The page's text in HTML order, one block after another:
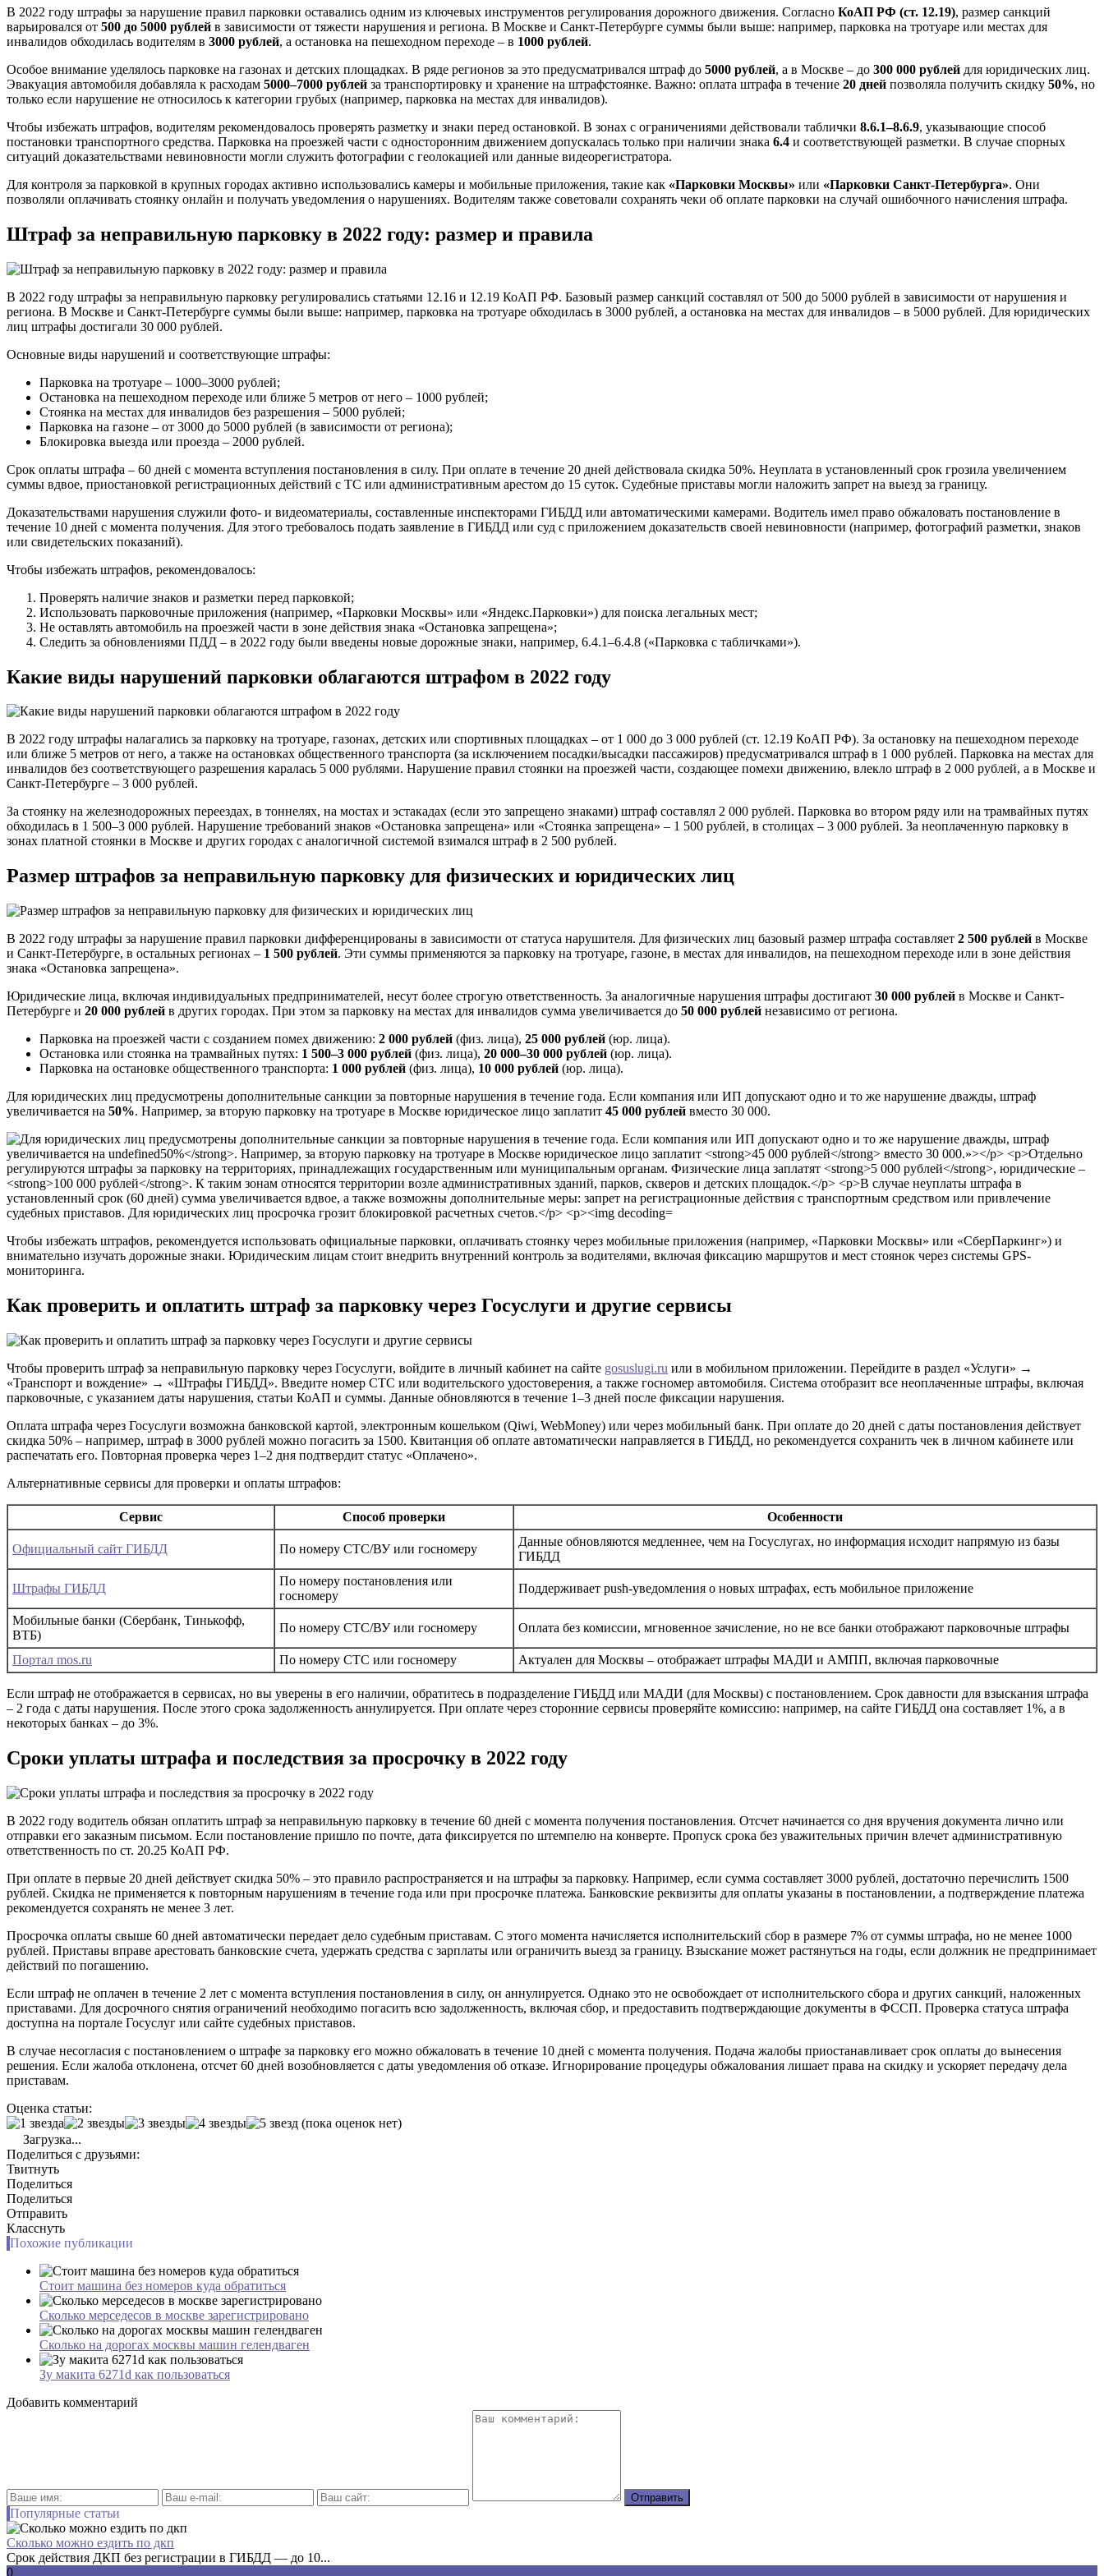
В 2022 году штрафы за нарушение правил парковки оставались одним из ключевых инструментов регулирования дорожного движения. Согласно КоАП РФ (ст. 12.19), размер санкций
варьировался от 500 до 5000 рублей в зависимости от тяжести нарушения и региона. В Москве и Санкт-Петербурге суммы были выше: например, парковка на тротуаре или местах для
инвалидов обходилась водителям в 3000 рублей, а остановка на пешеходном переходе – в 1000 рублей.
Особое внимание уделялось парковке на газонах и детских площадках. В ряде регионов за это предусматривался штраф до 5000 рублей, а в Москве – до 300 000 рублей для юридических лиц.
Эвакуация автомобиля добавляла к расходам 5000–7000 рублей за транспортировку и хранение на штрафстоянке. Важно: оплата штрафа в течение 20 дней позволяла получить скидку 50%, но
только если нарушение не относилось к категории грубых (например, парковка на местах для инвалидов).
Чтобы избежать штрафов, водителям рекомендовалось проверять разметку и знаки перед остановкой. В зонах с ограничениями действовали таблички 8.6.1–8.6.9, указывающие способ
постановки транспортного средства. Парковка на проезжей части с односторонним движением допускалась только при наличии знака 6.4 и соответствующей разметки. В случае спорных
ситуаций доказательствами невиновности могли служить фотографии с геолокацией или данные видеорегистратора.
Для контроля за парковкой в крупных городах активно использовались камеры и мобильные приложения, такие как «Парковки Москвы» или «Парковки Санкт-Петербурга». Они
позволяли оплачивать стоянку онлайн и получать уведомления о нарушениях. Водителям также советовали сохранять чеки об оплате парковки на случай ошибочного начисления штрафа.
Штраф за неправильную парковку в 2022 году: размер и правила
В 2022 году штрафы за неправильную парковку регулировались статьями 12.16 и 12.19 КоАП РФ. Базовый размер санкций составлял от 500 до 5000 рублей в зависимости от нарушения и
региона. В Москве и Санкт-Петербурге суммы были выше: например, парковка на тротуаре обходилась в 3000 рублей, а остановка на местах для инвалидов – в 5000 рублей. Для юридических
лиц штрафы достигали 30 000 рублей.
Основные виды нарушений и соответствующие штрафы:
Парковка на тротуаре – 1000–3000 рублей;
Остановка на пешеходном переходе или ближе 5 метров от него – 1000 рублей;
Стоянка на местах для инвалидов без разрешения – 5000 рублей;
Парковка на газоне – от 3000 до 5000 рублей (в зависимости от региона);
Блокировка выезда или проезда – 2000 рублей.
Срок оплаты штрафа – 60 дней с момента вступления постановления в силу. При оплате в течение 20 дней действовала скидка 50%. Неуплата в установленный срок грозила увеличением
суммы вдвое, приостановкой регистрационных действий с ТС или административным арестом до 15 суток. Судебные приставы могли наложить запрет на выезд за границу.
Доказательствами нарушения служили фото- и видеоматериалы, составленные инспекторами ГИБДД или автоматическими камерами. Водитель имел право обжаловать постановление в
течение 10 дней с момента получения. Для этого требовалось подать заявление в ГИБДД или суд с приложением доказательств своей невиновности (например, фотографий разметки, знаков
или свидетельских показаний).
Чтобы избежать штрафов, рекомендовалось:
Проверять наличие знаков и разметки перед парковкой;
Использовать парковочные приложения (например, «Парковки Москвы» или «Яндекс.Парковки») для поиска легальных мест;
Не оставлять автомобиль на проезжей части в зоне действия знака «Остановка запрещена»;
Следить за обновлениями ПДД – в 2022 году были введены новые дорожные знаки, например, 6.4.1–6.4.8 («Парковка с табличками»).
Какие виды нарушений парковки облагаются штрафом в 2022 году
В 2022 году штрафы налагались за парковку на тротуаре, газонах, детских или спортивных площадках – от 1 000 до 3 000 рублей (ст. 12.19 КоАП РФ). За остановку на пешеходном переходе
или ближе 5 метров от него, а также на остановках общественного транспорта (за исключением посадки/высадки пассажиров) предусматривался штраф в 1 000 рублей. Парковка на местах для
инвалидов без соответствующего разрешения каралась 5 000 рублями. Нарушение правил стоянки на проезжей части, создающее помехи движению, влекло штраф в 2 000 рублей, а в Москве и
Санкт-Петербурге – 3 000 рублей.
За стоянку на железнодорожных переездах, в тоннелях, на мостах и эстакадах (если это запрещено знаками) штраф составлял 2 000 рублей. Парковка во втором ряду или на трамвайных путях
обходилась в 1 500–3 000 рублей. Нарушение требований знаков «Остановка запрещена» или «Стоянка запрещена» – 1 500 рублей, в столицах – 3 000 рублей. За неоплаченную парковку в
зонах платной стоянки в Москве и других городах с аналогичной системой взимался штраф в 2 500 рублей.
Размер штрафов за неправильную парковку для физических и юридических лиц
В 2022 году штрафы за нарушение правил парковки дифференцированы в зависимости от статуса нарушителя. Для физических лиц базовый размер штрафа составляет 2 500 рублей в Москве
и Санкт-Петербурге, в остальных регионах – 1 500 рублей. Эти суммы применяются за парковку на тротуаре, газоне, в местах для инвалидов, на пешеходном переходе или в зоне действия
знака «Остановка запрещена».
Юридические лица, включая индивидуальных предпринимателей, несут более строгую ответственность. За аналогичные нарушения штрафы достигают 30 000 рублей в Москве и Санкт-
Петербурге и 20 000 рублей в других городах. При этом за парковку на местах для инвалидов сумма увеличивается до 50 000 рублей независимо от региона.
Парковка на проезжей части с созданием помех движению: 2 000 рублей (физ. лица), 25 000 рублей (юр. лица).
Остановка или стоянка на трамвайных путях: 1 500–3 000 рублей (физ. лица), 20 000–30 000 рублей (юр. лица).
Парковка на остановке общественного транспорта: 1 000 рублей (физ. лица), 10 000 рублей (юр. лица).
Для юридических лиц предусмотрены дополнительные санкции за повторные нарушения в течение года. Если компания или ИП допускают одно и то же нарушение дважды, штраф
увеличивается на 50%. Например, за вторую парковку на тротуаре в Москве юридическое лицо заплатит 45 000 рублей вместо 30 000.
Чтобы избежать штрафов, рекомендуется использовать официальные парковки, оплачивать стоянку через мобильные приложения (например, «Парковки Москвы» или «СберПаркинг») и
внимательно изучать дорожные знаки. Юридическим лицам стоит внедрить внутренний контроль за водителями, включая фиксацию маршрутов и мест стоянок через системы GPS-
мониторинга.
Как проверить и оплатить штраф за парковку через Госуслуги и другие сервисы
Чтобы проверить штраф за неправильную парковку через Госуслуги, войдите в личный кабинет на сайте gosuslugi.ru или в мобильном приложении. Перейдите в раздел «Услуги» →
«Транспорт и вождение» → «Штрафы ГИБДД». Введите номер СТС или водительского удостоверения, а также госномер автомобиля. Система отобразит все неоплаченные штрафы, включая
парковочные, с указанием даты нарушения, статьи КоАП и суммы. Данные обновляются в течение 1–3 дней после фиксации нарушения.
Оплата штрафа через Госуслуги возможна банковской картой, электронным кошельком (Qiwi, WebMoney) или через мобильный банк. При оплате до 20 дней с даты постановления действует
скидка 50% – например, штраф в 3000 рублей можно погасить за 1500. Квитанция об оплате автоматически направляется в ГИБДД, но рекомендуется сохранить чек в личном кабинете или
распечатать его. Повторная проверка через 1–2 дня подтвердит статус «Оплачено».
Альтернативные сервисы для проверки и оплаты штрафов:
Сервис Способ проверки Особенности
Официальный сайт ГИБДД По номеру СТС/ВУ или госномеру
Данные обновляются медленнее, чем на Госуслугах, но информация исходит напрямую из базы
ГИБДД
Штрафы ГИБДД
По номеру постановления или
госномеру
Поддерживает push-уведомления о новых штрафах, есть мобильное приложение
Мобильные банки (Сбербанк, Тинькофф,
ВТБ)
По номеру СТС/ВУ или госномеру Оплата без комиссии, мгновенное зачисление, но не все банки отображают парковочные штрафы
Портал mos.ru По номеру СТС или госномеру Актуален для Москвы – отображает штрафы МАДИ и АМПП, включая парковочные
Если штраф не отображается в сервисах, но вы уверены в его наличии, обратитесь в подразделение ГИБДД или МАДИ (для Москвы) с постановлением. Срок давности для взыскания штрафа
– 2 года с даты нарушения. После этого срока задолженность аннулируется. При оплате через сторонние сервисы проверяйте комиссию: например, на сайте ГИБДД она составляет 1%, а в
некоторых банках – до 3%.
Сроки уплаты штрафа и последствия за просрочку в 2022 году
В 2022 году водитель обязан оплатить штраф за неправильную парковку в течение 60 дней с момента получения постановления. Отсчет начинается со дня вручения документа лично или
отправки его заказным письмом. Если постановление пришло по почте, дата фиксируется по штемпелю на конверте. Пропуск срока без уважительных причин влечет административную
ответственность по ст. 20.25 КоАП РФ.
При оплате в первые 20 дней действует скидка 50% – это правило распространяется и на штрафы за парковку. Например, если сумма составляет 3000 рублей, достаточно перечислить 1500
рублей. Скидка не применяется к повторным нарушениям в течение года или при просрочке платежа. Банковские реквизиты для оплаты указаны в постановлении, а подтверждение платежа
рекомендуется сохранять не менее 3 лет.
Просрочка оплаты свыше 60 дней автоматически передает дело судебным приставам. С этого момента начисляется исполнительский сбор в размере 7% от суммы штрафа, но не менее 1000
рублей. Приставы вправе арестовать банковские счета, удержать средства с зарплаты или ограничить выезд за границу. Взыскание может растянуться на годы, если должник не предпринимает
действий по погашению.
Если штраф не оплачен в течение 2 лет с момента вступления постановления в силу, он аннулируется. Однако это не освобождает от исполнительского сбора и других санкций, наложенных
приставами. Для досрочного снятия ограничений необходимо погасить всю задолженность, включая сбор, и предоставить подтверждающие документы в ФССП. Проверка статуса штрафа
доступна на портале Госуслуг или сайте судебных приставов.
В случае несогласия с постановлением о штрафе за парковку его можно обжаловать в течение 10 дней с момента получения. Подача жалобы приостанавливает срок оплаты до вынесения
решения. Если жалоба отклонена, отсчет 60 дней возобновляется с даты уведомления об отказе. Игнорирование процедуры обжалования лишает права на скидку и ускоряет передачу дела
приставам.
Оценка статьи:
(пока оценок нет)
Загрузка...
Поделиться с друзьями:
Твитнуть
Поделиться
Поделиться
Отправить
Класснуть
Похожие публикации
Стоит машина без номеров куда обратиться
Сколько мерседесов в москве зарегистрировано
Сколько на дорогах москвы машин гелендваген
Зу макита 6271d как пользоваться
Добавить комментарий
Популярные статьи
Сколько можно ездить по дкп
Срок действия ДКП без регистрации в ГИБДД — до 10...
0